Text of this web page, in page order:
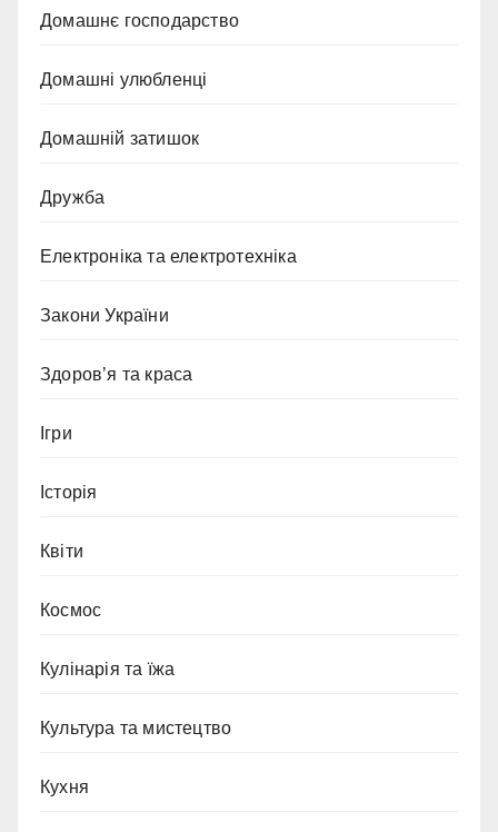
Домашнє господарство
Домашні улюбленці
Домашній затишок
Дружба
Електроніка та електротехніка
Закони України
Здоров’я та краса
Ігри
Історія
Квіти
Космос
Кулінарія та їжа
Культура та мистецтво
Кухня